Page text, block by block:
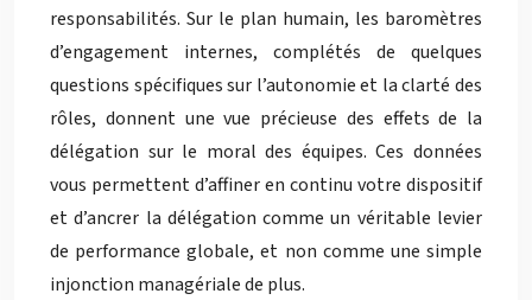
responsabilités. Sur le plan humain, les baromètres
d’engagement internes, complétés de quelques
questions spécifiques sur l’autonomie et la clarté des
rôles, donnent une vue précieuse des effets de la
délégation sur le moral des équipes. Ces données
vous permettent d’affiner en continu votre dispositif
et d’ancrer la délégation comme un véritable levier
de performance globale, et non comme une simple
injonction managériale de plus.